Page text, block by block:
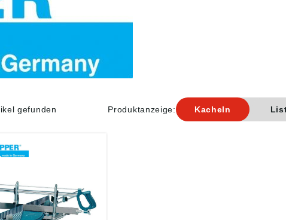
gefunden Produktanzeige: Kacheln